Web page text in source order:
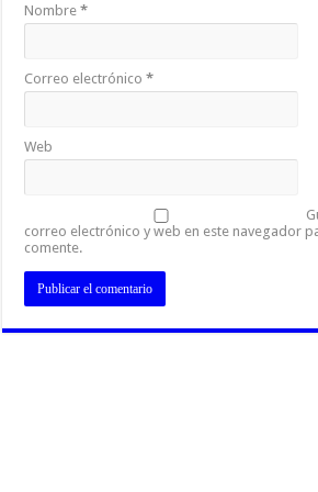
Nombre*
Correo electrónico*
Web
correo electrónico y web en este navegador
comente.